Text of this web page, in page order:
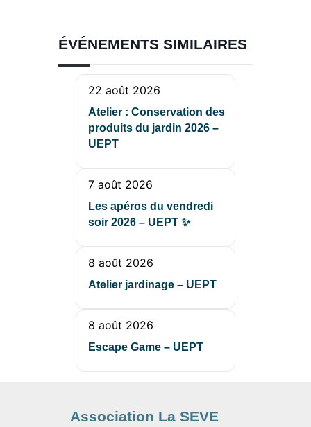
ÉVÉNEMENTS SIMILAIRES
22 août 2026
Atelier : Conservation des
produits du jardin 2026 –
UEPT
7 août 2026
Les apéros du vendredi
soir 2026 – UEPT ✨
8 août 2026
Atelier jardinage – UEPT
8 août 2026
Escape Game – UEPT
Association La SEVE